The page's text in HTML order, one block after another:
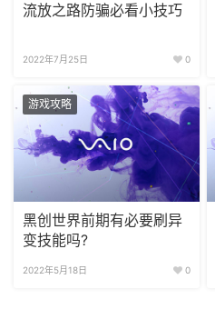
流放之路防骗必看小技巧
2022年7月25日 0
游戏攻略
黑创世界前期有必要刷异
变技能吗?
2022年5月18日 0